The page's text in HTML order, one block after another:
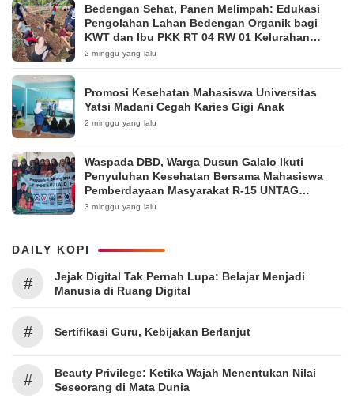
Bedengan Sehat, Panen Melimpah: Edukasi
Pengolahan Lahan Bedengan Organik bagi
KWT dan Ibu PKK RT 04 RW 01 Kelurahan
Pakintelan
2 minggu yang lalu
Promosi Kesehatan Mahasiswa Universitas
Yatsi Madani Cegah Karies Gigi Anak
2 minggu yang lalu
Waspada DBD, Warga Dusun Galalo Ikuti
Penyuluhan Kesehatan Bersama Mahasiswa
Pemberdayaan Masyarakat R-15 UNTAG
Surabaya 2026
3 minggu yang lalu
DAILY KOPI
#
Jejak Digital Tak Pernah Lupa: Belajar Menjadi
Manusia di Ruang Digital
# Sertifikasi Guru, Kebijakan Berlanjut
#
Beauty Privilege: Ketika Wajah Menentukan Nilai
Seseorang di Mata Dunia